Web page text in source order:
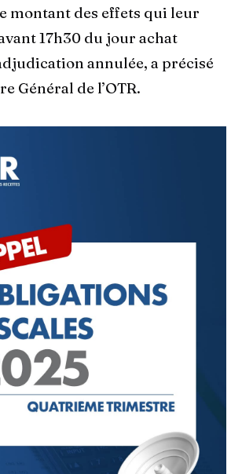
montant des effets qui leur
17h30 du jour achat
annulée, a précisé
Général de l’OTR.